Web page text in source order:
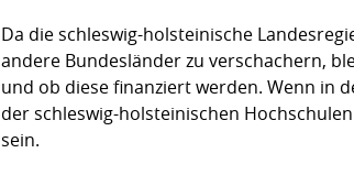
Da die schleswig-holsteinische
andere Bundesländer zu verschachern,
und ob diese finanziert werden. Wenn in
der schleswig-holsteinischen
sein.